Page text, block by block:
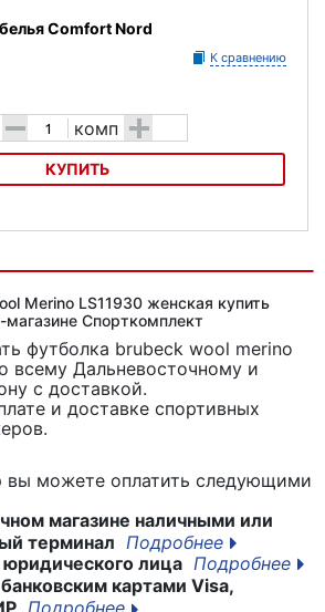
Comfort Nord
К сравнению
- комп +
КУПИТЬ
Merino LS11930 женская купить
магазине Спорткомплект
футболка brubeck wool merino
всему Дальневосточному и
с доставкой.
и доставке спортивных
вы можете оплатить следующими
магазине наличными или
терминал Подробнее
лица Подробнее
картами Visa,